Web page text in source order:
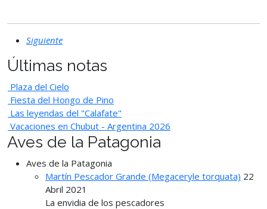
Siguiente
Últimas notas
Plaza del Cielo
Fiesta del Hongo de Pino
Las leyendas del "Calafate"
Vacaciones en Chubut - Argentina 2026
Aves de la Patagonia
Aves de la Patagonia
Martín Pescador Grande (Megaceryle torquata) 22
Abril 2021
La envidia de los pescadores